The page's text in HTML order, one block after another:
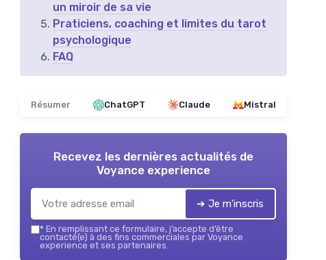
un miroir de sa vie
Praticiens, coaching et limites du tarot
psychologique
FAQ
Résumer ChatGPT Claude Mistral
Recevez les dernières actualités de
Voyance experience
➔ Je m'inscris
* En remplissant ce formulaire, j’accepte d’être
contacté(e) à des fins commerciales par Voyance
experience et ses partenaires.